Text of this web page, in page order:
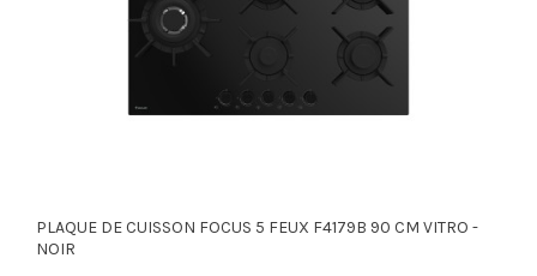
PLAQUE DE CUISSON FOCUS 5 FEUX F4179B 90 CM VITRO -
NOIR